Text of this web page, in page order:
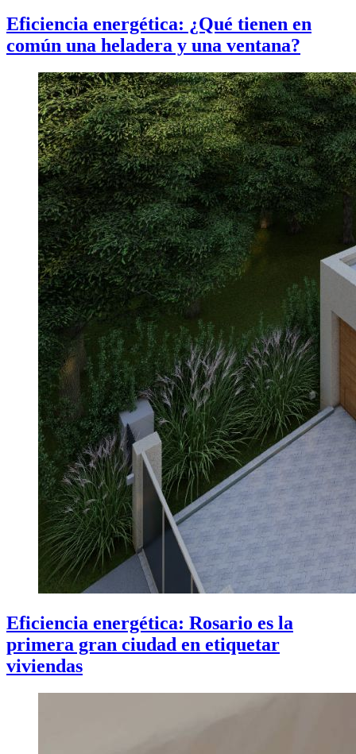
Eficiencia energética: ¿Qué tienen en
común una heladera y una ventana?
Eficiencia energética: Rosario es la
primera gran ciudad en etiquetar
viviendas